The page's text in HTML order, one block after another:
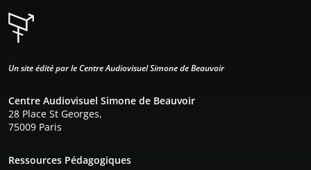
Un site édité par le Centre Audiovisuel Simone de Beauvoir
Centre Audiovisuel Simone de Beauvoir
28 Place St Georges,
75009 Paris
Ressources Pédagogiques